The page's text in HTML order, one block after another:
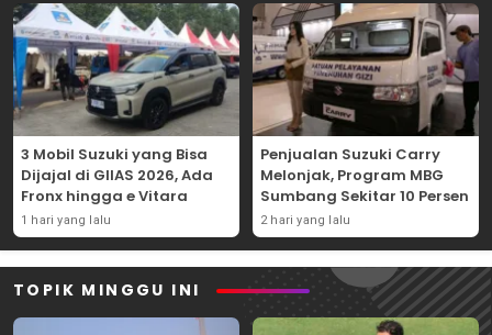
3 Mobil Suzuki yang Bisa
Dijajal di GIIAS 2026, Ada
Fronx hingga e Vitara
1 hari yang lalu
Penjualan Suzuki Carry
Melonjak, Program MBG
Sumbang Sekitar 10 Persen
2 hari yang lalu
TOPIK MINGGU INI